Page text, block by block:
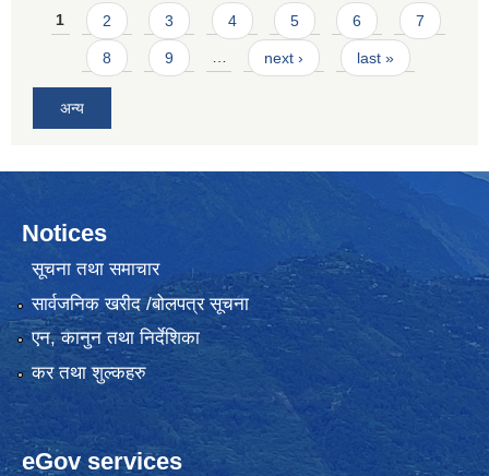
Pages
1 2 3 4 5 6 7
8 9 … next › last »
अन्य
Notices
सूचना तथा समाचार
सार्वजनिक खरीद /बोलपत्र सूचना
एन, कानुन तथा निर्देशिका
कर तथा शुल्कहरु
eGov services